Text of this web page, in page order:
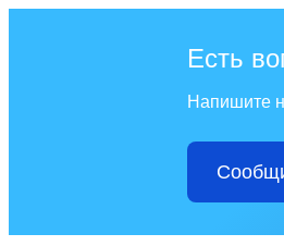
Есть
Напишите